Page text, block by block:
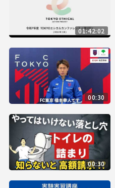
01:42:02
00:30
00:30